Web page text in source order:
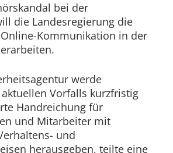
bei der
die Landesregierung die
Kommunikation in der
werde
Vorfalls kurzfristig
Handreichung für
und Mitarbeiter mit
und
herausgeben, teilte eine